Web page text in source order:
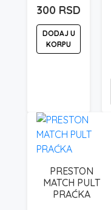
300 RSD
DODAJ U
KORPU
PRESTON
MATCH PULT
PRAĆKA